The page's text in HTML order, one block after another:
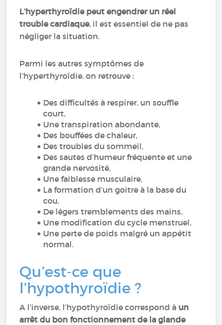
L’hyperthyroïdie peut engendrer un réel
trouble cardiaque, il est essentiel de ne pas
négliger la situation.
Parmi les autres symptômes de
l’hyperthyroïdie, on retrouve :
Des difficultés à respirer, un souffle
court,
Une transpiration abondante,
Des bouffées de chaleur,
Des troubles du sommeil,
Des sautes d’humeur fréquente et une
grande nervosité,
Une faiblesse musculaire,
La formation d’un goitre à la base du
cou,
De légers tremblements des mains,
Une modification du cycle menstruel,
Une perte de poids malgré un appétit
normal.
Qu’est-ce que
l’hypothyroïdie ?
A l’inverse, l’hypothyroïdie correspond à un
arrêt du bon fonctionnement de la glande